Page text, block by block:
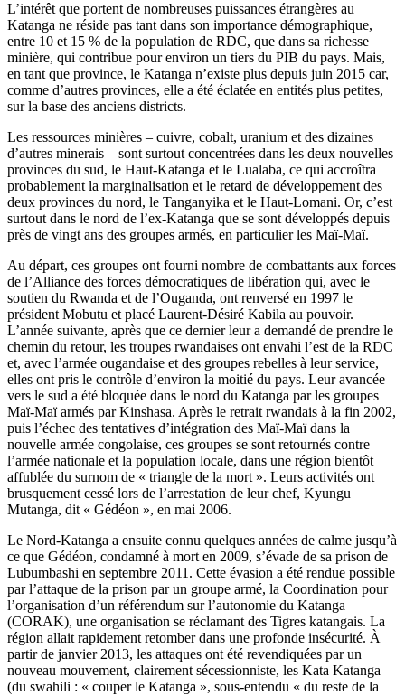
L’intérêt que portent de nombreuses puissances étrangères au
Katanga ne réside pas tant dans son importance démographique,
entre 10 et 15 % de la population de RDC, que dans sa richesse
minière, qui contribue pour environ un tiers du PIB du pays. Mais,
en tant que province, le Katanga n’existe plus depuis juin 2015 car,
comme d’autres provinces, elle a été éclatée en entités plus petites,
sur la base des anciens districts.
Les ressources minières – cuivre, cobalt, uranium et des dizaines
d’autres minerais – sont surtout concentrées dans les deux nouvelles
provinces du sud, le Haut-Katanga et le Lualaba, ce qui accroîtra
probablement la marginalisation et le retard de développement des
deux provinces du nord, le Tanganyika et le Haut-Lomani. Or, c’est
surtout dans le nord de l’ex-Katanga que se sont développés depuis
près de vingt ans des groupes armés, en particulier les Maï-Maï.
Au départ, ces groupes ont fourni nombre de combattants aux forces
de l’Alliance des forces démocratiques de libération qui, avec le
soutien du Rwanda et de l’Ouganda, ont renversé en 1997 le
président Mobutu et placé Laurent-Désiré Kabila au pouvoir.
L’année suivante, après que ce dernier leur a demandé de prendre le
chemin du retour, les troupes rwandaises ont envahi l’est de la RDC
et, avec l’armée ougandaise et des groupes rebelles à leur service,
elles ont pris le contrôle d’environ la moitié du pays. Leur avancée
vers le sud a été bloquée dans le nord du Katanga par les groupes
Maï-Maï armés par Kinshasa. Après le retrait rwandais à la fin 2002,
puis l’échec des tentatives d’intégration des Maï-Maï dans la
nouvelle armée congolaise, ces groupes se sont retournés contre
l’armée nationale et la population locale, dans une région bientôt
affublée du surnom de « triangle de la mort ». Leurs activités ont
brusquement cessé lors de l’arrestation de leur chef, Kyungu
Mutanga, dit « Gédéon », en mai 2006.
Le Nord-Katanga a ensuite connu quelques années de calme jusqu’à
ce que Gédéon, condamné à mort en 2009, s’évade de sa prison de
Lubumbashi en septembre 2011. Cette évasion a été rendue possible
par l’attaque de la prison par un groupe armé, la Coordination pour
l’organisation d’un référendum sur l’autonomie du Katanga
(CORAK), une organisation se réclamant des Tigres katangais. La
région allait rapidement retomber dans une profonde insécurité. À
partir de janvier 2013, les attaques ont été revendiquées par un
nouveau mouvement, clairement sécessionniste, les Kata Katanga
(du swahili : « couper le Katanga », sous-entendu « du reste de la